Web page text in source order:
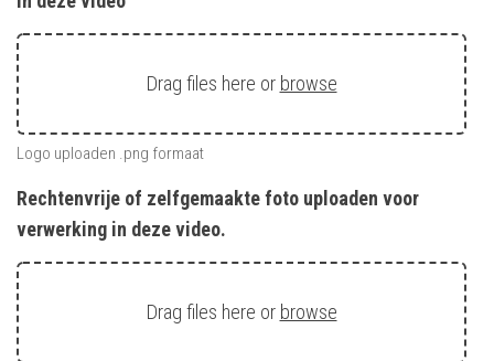
Drag files here or browse
Logo uploaden .png formaat
Rechtenvrije of zelfgemaakte foto uploaden voor
verwerking in deze video.
Drag files here or browse